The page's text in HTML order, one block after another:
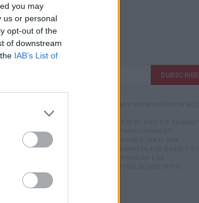
you may
us or personal
opt-out of the
of downstream
IAB’s List of
SUBSCRIBE
ΜΕ ΤΗΝ ΠΑΡΟΎΣΑ ΔΙΕΎΘΥΝΣΗ ΗΛΕΚΤΡΟΝΙΚΟΎ
ΠΑΡΟΎΣΑ ΗΛΕΚΤΡΟΝΙΚΉ ΔΙΕΎΘΥΝΣΗ Ή/ΚΑΙ ΔΕΝ ΕΠ
ΝΑ ΑΣΚΉΣΕΤΕ ΤΑ ΔΙΚΑΙΏΜΑΤΆ ΣΑΣ ΒΆΣΕΙ ΤΟΥ ΆΡΘ
ΌΤΙ Η ΔΙΕΎΘΥΝΣΗ ΗΛΕΚΤΡΟΝΙΚΟΎ ΣΑΣ ΤΑΧ